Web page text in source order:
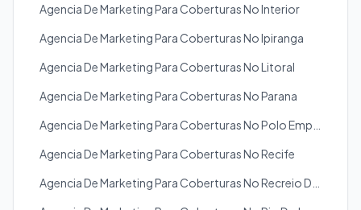
Agencia De Marketing Para Coberturas No Interior
Agencia De Marketing Para Coberturas No Ipiranga
Agencia De Marketing Para Coberturas No Litoral
Agencia De Marketing Para Coberturas No Parana
Agencia De Marketing Para Coberturas No Recife